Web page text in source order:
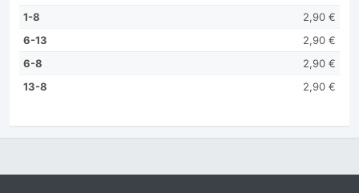
1-8
2,90 €
6-13
2,90 €
6-8
2,90 €
13-8
2,90 €